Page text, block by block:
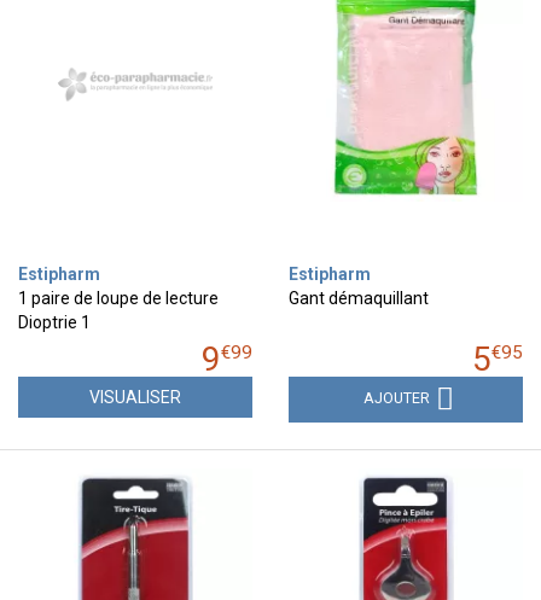
Estipharm
1 paire de loupe de lecture
Dioptrie 1
9€99
VISUALISER
Estipharm
Gant démaquillant
5€95
AJOUTER